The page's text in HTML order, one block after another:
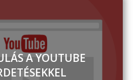
A YOUTUBE